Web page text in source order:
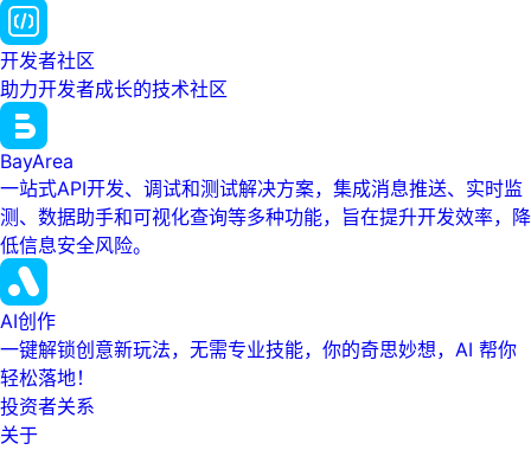
开发者社区
助力开发者成长的技术社区
BayArea
一站式API开发、调试和测试解决方案，集成消息推送、实时监
测、数据助手和可视化查询等多种功能，旨在提升开发效率，降
低信息安全风险。
AI创作
一键解锁创意新玩法，无需专业技能，你的奇思妙想，AI 帮你
轻松落地！
投资者关系
关于